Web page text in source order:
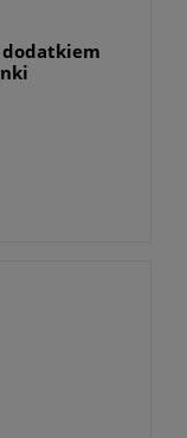
dodatkiem